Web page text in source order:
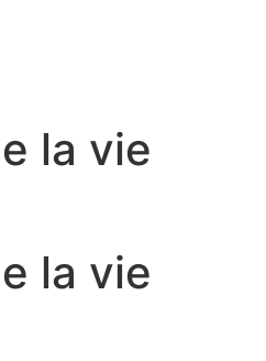
la vie
la vie